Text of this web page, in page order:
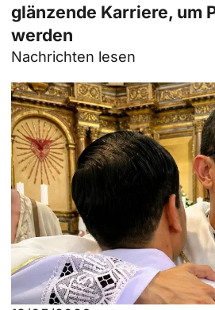
glänzende Karriere, um
werden
Nachrichten lesen